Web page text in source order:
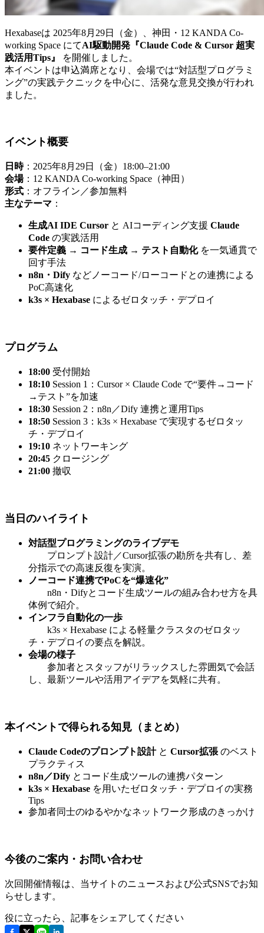
Hexabaseは 2025年8月29日（金）、神田・12 KANDA Co-
working Space にてAI駆動開発『Claude Code & Cursor 超実
践活用Tips』
を開催しました。
本イベントは申込満席となり、会場では“対話型プログラミ
ング”の実践テクニックを中心に、活発な意見交換が行われ
ました。
イベント概要
日時：2025年8月29日（金）18:00–21:00
会場：12 KANDA Co-working Space（神田）
形式 ：オフライン／参加無料
主なテーマ ：
生成AI IDE Cursor と AIコーディング支援 Claude
Code の実践活用
要件定義 → コード生成 → テスト自動化 を一気通貫で
回す手法
n8n・Dify などノーコード/ローコードとの連携による
PoC高速化
k3s × Hexabase によるゼロタッチ・デプロイ
プログラム
18:00 受付開始
18:10 Session 1：Cursor × Claude Code で“要件→コード
→テスト”を加速
18:30 Session 2：n8n／Dify 連携と運用Tips
18:50 Session 3：k3s × Hexabase で実現するゼロタッ
チ・デプロイ
19:10 ネットワーキング
20:45 クロージング
21:00 撤収
当日のハイライト
対話型プログラミングのライブデモ
プロンプト設計／Cursor拡張の勘所を共有し、差
分指示での高速反復を実演。
ノーコード連携でPoCを“爆速化”
n8n・Difyとコード生成ツールの組み合わせ方を具
体例で紹介。
インフラ自動化の一歩
k3s × Hexabase による軽量クラスタのゼロタッ
チ・デプロイの要点を解説。
会場の様子
参加者とスタッフがリラックスした雰囲気で会話
し、最新ツールや活用アイデアを気軽に共有。
本イベントで得られる知見（まとめ）
Claude Codeのプロンプト設計 と Cursor拡張 のベスト
プラクティス
n8n／Dify とコード生成ツールの連携パターン
k3s × Hexabase を用いたゼロタッチ・デプロイの実務
Tips
参加者同士のゆるやかなネットワーク形成のきっかけ
今後のご案内・お問い合わせ
次回開催情報は、当サイトのニュースおよび公式SNSでお知
らせします。
役に立ったら、記事をシェアしてください